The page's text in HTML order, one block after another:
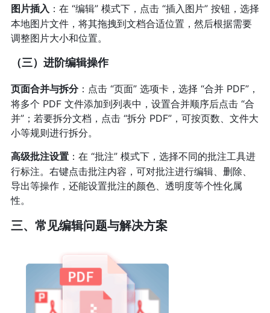
图片插入 ：在 “编辑” 模式下，点击 “插入图片” 按钮，选择
本地图片文件，将其拖拽到文档合适位置，然后根据需要
调整图片大小和位置。
（三）进阶编辑操作
页面合并与拆分：点击 “页面” 选项卡，选择 “合并 PDF”，
将多个 PDF 文件添加到列表中，设置合并顺序后点击 “合
并”；若要拆分文档，点击 “拆分 PDF”，可按页数、文件大
小等规则进行拆分。
高级批注设置：在 “批注” 模式下，选择不同的批注工具进
行标注。右键点击批注内容，可对批注进行编辑、删除、
导出等操作，还能设置批注的颜色、透明度等个性化属
性。
三、常见编辑问题与解决方案